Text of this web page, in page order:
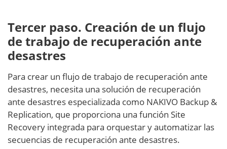
Tercer paso. Creación de un flujo
de trabajo de recuperación ante
desastres
Para crear un flujo de trabajo de recuperación ante
desastres, necesita una solución de recuperación
ante desastres especializada como NAKIVO Backup &
Replication, que proporciona una función Site
Recovery integrada para orquestar y automatizar las
secuencias de recuperación ante desastres.